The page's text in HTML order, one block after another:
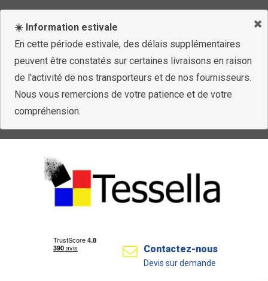
☀️ Information estivale
En cette période estivale, des délais supplémentaires
peuvent être constatés sur certaines livraisons en raison
de l'activité de nos transporteurs et de nos fournisseurs.
Nous vous remercions de votre patience et de votre
compréhension.
Contactez-nous
Devis sur demande